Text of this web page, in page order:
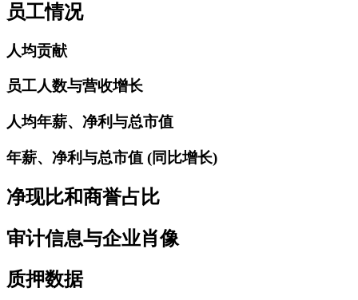
员工情况
人均贡献
员工人数与营收增长
人均年薪、净利与总市值
年薪、净利与总市值 (同比增长)
净现比和商誉占比
审计信息与企业肖像
质押数据